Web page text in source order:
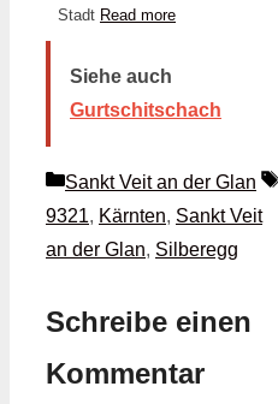
Stadt Read more
Siehe auch
Gurtschitschach
Kategorien
Sankt Veit an der Glan
9321, Kärnten, Sankt Veit
an der Glan, Silberegg
Schreibe einen
Kommentar